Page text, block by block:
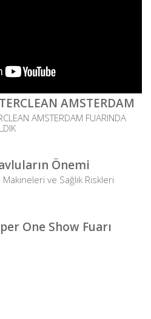
AMSTERDAM
AMSTERDAM FUARINDA
Önemi
ve Sağlık Riskleri
One Show Fuarı